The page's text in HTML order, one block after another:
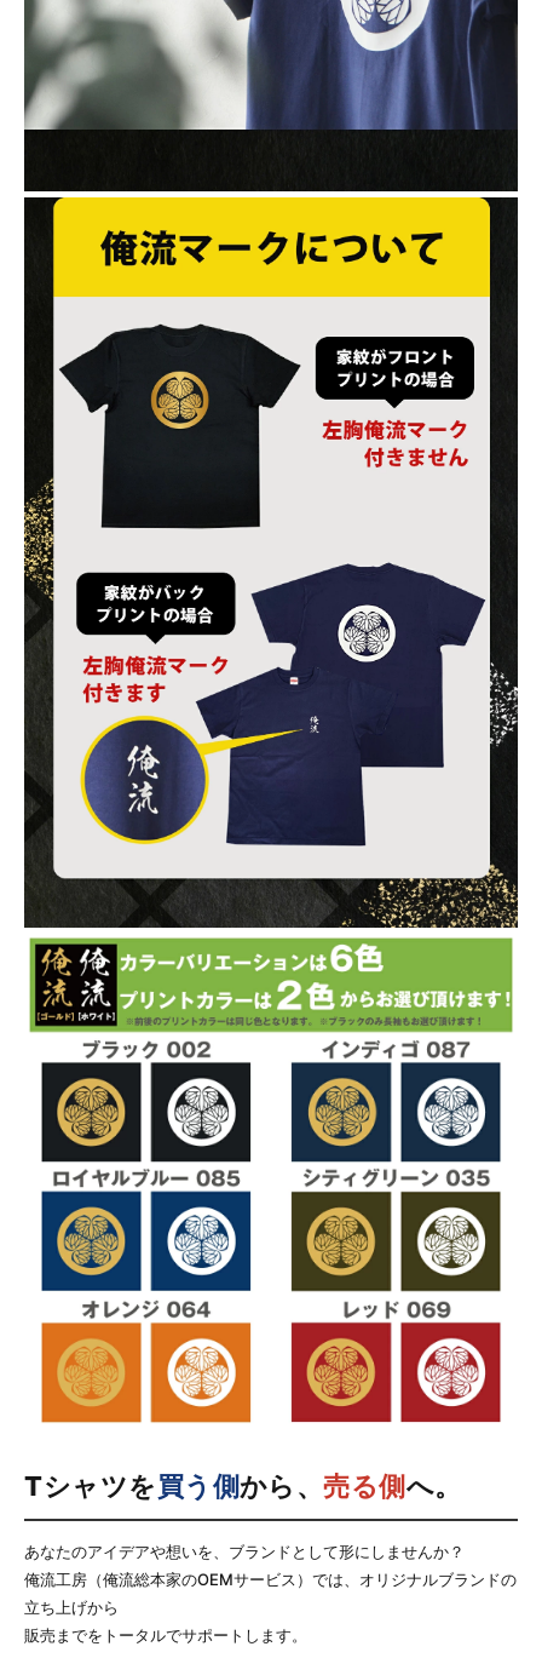
Tシャツを買う側から、売る側へ。
あなたのアイデアや想いを、ブランドとして形にしませんか？
俺流工房（俺流総本家のOEMサービス）では、オリジナルブランドの
立ち上げから
販売までをトータルでサポートします。